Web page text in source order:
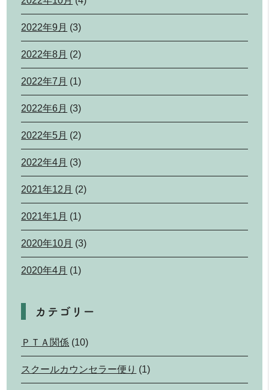
2022年9月 (3)
2022年8月 (2)
2022年7月 (1)
2022年6月 (3)
2022年5月 (2)
2022年4月 (3)
2021年12月 (2)
2021年1月 (1)
2020年10月 (3)
2020年4月 (1)
カテゴリー
ＰＴＡ関係 (10)
スクールカウンセラー便り (1)